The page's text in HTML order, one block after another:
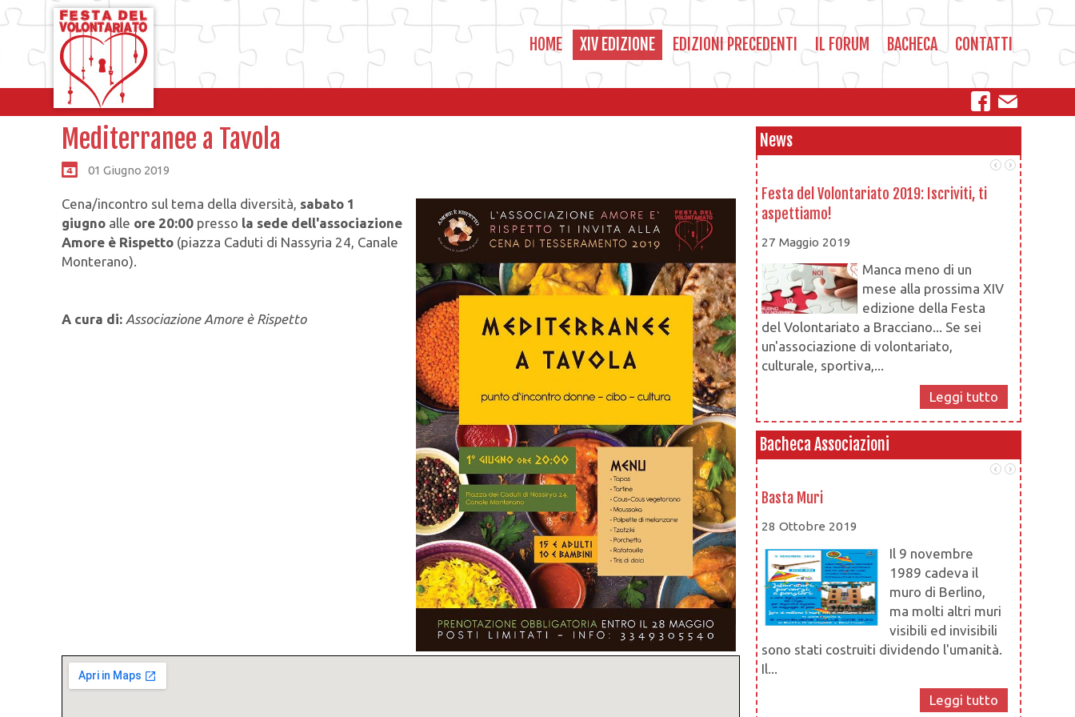
HOME XIV EDIZIONE EDIZIONI PRECEDENTI IL FORUM BACHECA CONTATTI
Mediterranee a Tavola
01 Giugno 2019
Cena/incontro sul tema della diversità, sabato 1
giugno alle ore 20:00 presso la sede dell'associazione
Amore è Rispetto (piazza Caduti di Nassyria 24, Canale
Monterano).
A cura di: Associazione Amore è Rispetto
News
Festa del Volontariato 2019: Iscriviti, ti
aspettiamo!
27 Maggio 2019
Manca meno di un
mese alla prossima XIV
edizione della Festa
del Volontariato a Bracciano... Se sei
un'associazione di volontariato,
culturale, sportiva,...
Leggi tutto
Le
Settore
16
ma ben
Bacheca Associazioni
Basta Muri
28 Ottobre 2019
Il 9 novembre
1989 cadeva il
muro di Berlino,
ma molti altri muri
visibili ed invisibili
sono stati costruiti dividendo l'umanità.
Il...
Leggi tutto
Attività
28
uno stile
attività...